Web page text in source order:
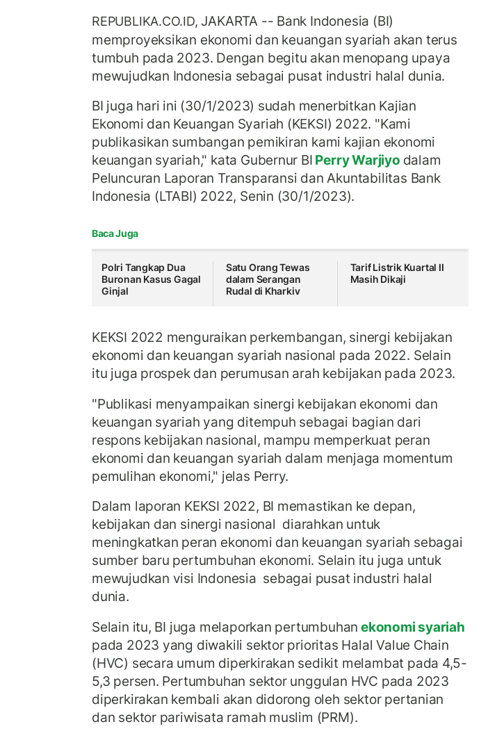
REPUBLIKA.CO.ID,JAKARTA -- Bank Indonesia (BI)
memproyeksikan ekonomi dan keuangan syariah akan terus
tumbuh pada 2023. Dengan begitu akan menopang upaya
mewujudkan Indonesia sebagai pusat industri halal dunia.
BI juga hari ini (30/1/2023) sudah menerbitkan Kajian
Ekonomi dan Keuangan Syariah (KEKSI) 2022. "Kami
publikasikan sumbangan pemikiran kami kajian ekonomi
keuangan syariah," kata Gubernur BI Perry Warjiyo dalam
Peluncuran Laporan Transparansi dan Akuntabilitas Bank
Indonesia (LTABI) 2022, Senin (30/1/2023).
Baca Juga
Polri Tangkap Dua
Buronan Kasus Gagal
Ginjal
Satu Orang Tewas
dalam Serangan
Rudal di Kharkiv
Tarif Listrik Kuartal II
Masih Dikaji
KEKSI 2022 menguraikan perkembangan, sinergi kebijakan
ekonomi dan keuangan syariah nasional pada 2022. Selain
itu juga prospek dan perumusan arah kebijakan pada 2023.
"Publikasi menyampaikan sinergi kebijakan ekonomi dan
keuangan syariah yang ditempuh sebagai bagian dari
respons kebijakan nasional, mampu memperkuat peran
ekonomi dan keuangan syariah dalam menjaga momentum
pemulihan ekonomi," jelas Perry.
Dalam laporan KEKSI 2022, BI memastikan ke depan,
kebijakan dan sinergi nasional diarahkan untuk
meningkatkan peran ekonomi dan keuangan syariah sebagai
sumber baru pertumbuhan ekonomi. Selain itu juga untuk
mewujudkan visi Indonesia sebagai pusat industri halal
dunia.
Selain itu, BI juga melaporkan pertumbuhan ekonomi syariah
pada 2023 yang diwakili sektor prioritas Halal Value Chain
(HVC) secara umum diperkirakan sedikit melambat pada 4,5-
5,3 persen. Pertumbuhan sektor unggulan HVC pada 2023
diperkirakan kembali akan didorong oleh sektor pertanian
dan sektor pariwisata ramah muslim (PRM).